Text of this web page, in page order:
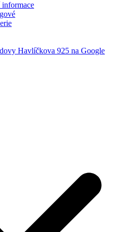
Havlíčkova 925 na Google